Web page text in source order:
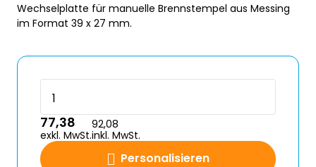
Wechselplatte für manuelle Brennstempel aus Messing
im Format 39 x 27 mm.
Personalisieren
77,38
exkl. MwSt.
92,08
inkl. MwSt.